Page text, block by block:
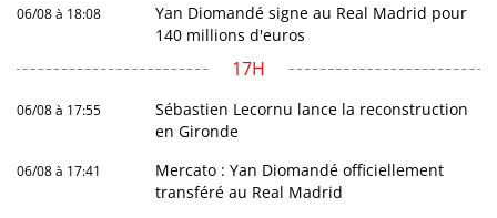
06/08 à 18:08
Yan Diomandé signe au Real Madrid pour
140 millions d'euros
17H
06/08 à 17:55
Sébastien Lecornu lance la reconstruction
en Gironde
06/08 à 17:41
Mercato : Yan Diomandé officiellement
transféré au Real Madrid